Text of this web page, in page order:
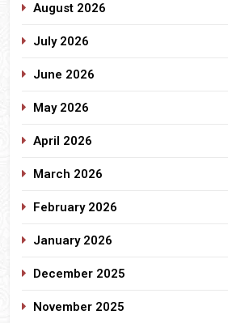
August 2026
July 2026
June 2026
May 2026
April 2026
March 2026
February 2026
January 2026
December 2025
November 2025